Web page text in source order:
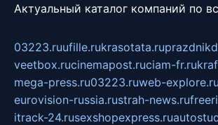
Актуальный каталог компаний по
03223.ruufille.rukrasotata.ru
veetbox.rucinemapost.ruciam-fr.ru
mega-press.ru03223.ruweb-explore.ru
eurovision-russia.rustrah-news.ru
itrack-24.rusexshopexpress.ru